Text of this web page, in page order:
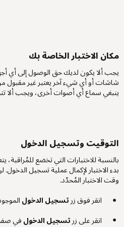
مكان الاختبار الخاصة بك
يجب ألا يكون لديك حق الوصول إلى أي
شاشات أو أي شيء آخر يعتبر غير مقبول
ينبغي سماع أي أصوات أخرى، ويجب ألا
التوقيت وتسجيل الدخول
بدء الاختبار لإكمال عملية تسجيل
وقت الاختبار المُحدّد.
انقر فوق زر تسجيل الدخول
انقر على زر تسجيل الدخول في